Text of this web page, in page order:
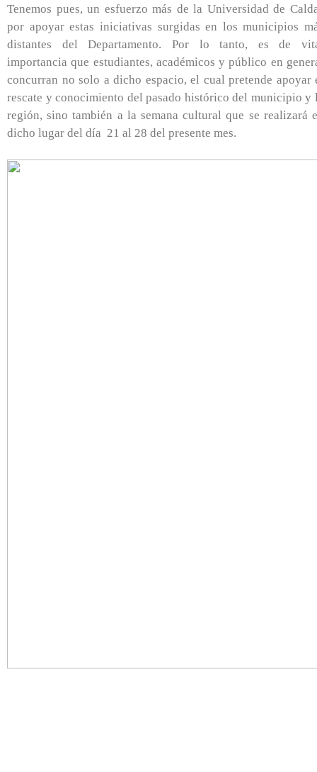
Tenemos pues, un esfuerzo más de la Universidad de
por apoyar estas iniciativas surgidas en los municipios
distantes del Departamento. Por lo tanto, es de
importancia que estudiantes, académicos y público en
concurran no solo a dicho espacio, el cual pretende apoyar
rescate y conocimiento del pasado histórico del municipio y
región, sino también a la semana cultural que se realizará
dicho lugar del día 21 al 28 del presente mes.